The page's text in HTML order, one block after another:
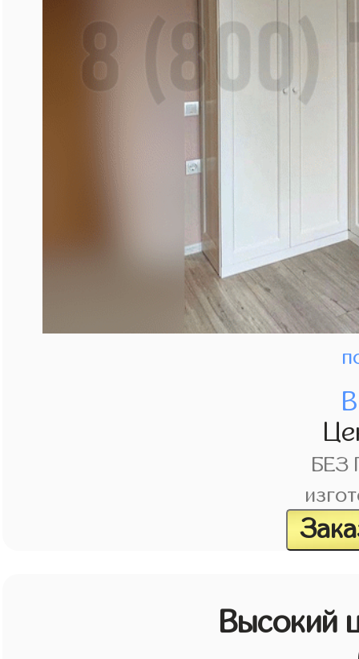
БЕЗ
Высокий